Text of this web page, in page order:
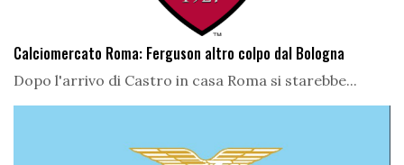
Calciomercato Roma: Ferguson altro colpo dal Bologna
Dopo l'arrivo di Castro in casa Roma si starebbe...